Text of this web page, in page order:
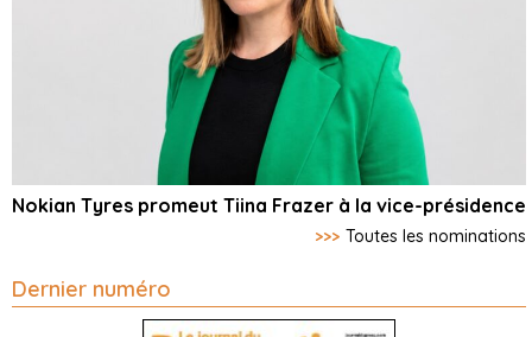
Nokian Tyres promeut Tiina Frazer à la vice-présidence
>>> Toutes les nominations
Dernier numéro